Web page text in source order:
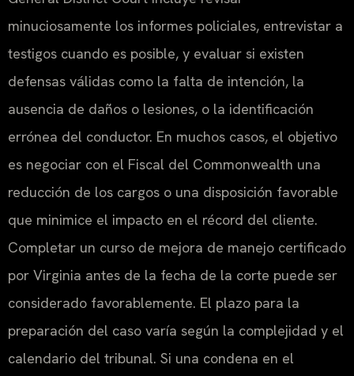
minuciosamente los informes policiales, entrevistar a
testigos cuando es posible, y evaluar si existen
defensas válidas como la falta de intención, la
ausencia de daños o lesiones, o la identificación
errónea del conductor. En muchos casos, el objetivo
es negociar con el Fiscal del Commonwealth una
reducción de los cargos o una disposición favorable
que minimice el impacto en el récord del cliente.
Completar un curso de mejora de manejo certificado
por Virginia antes de la fecha de la corte puede ser
considerado favorablemente. El plazo para la
preparación del caso varía según la complejidad y el
calendario del tribunal. Si una condena en el